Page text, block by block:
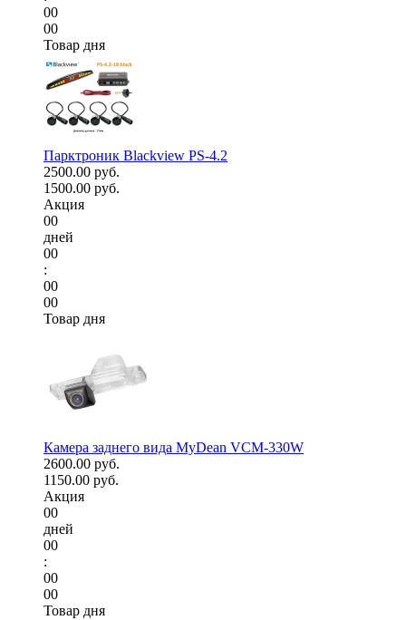
00
00
Товар дня
Парктроник Blackview PS-4.2
2500.00 руб.
1500.00 руб.
Акция
00
дней
00
:
00
00
Товар дня
Камера заднего вида MyDean VCM-330W
2600.00 руб.
1150.00 руб.
Акция
00
дней
00
:
00
00
Товар дня